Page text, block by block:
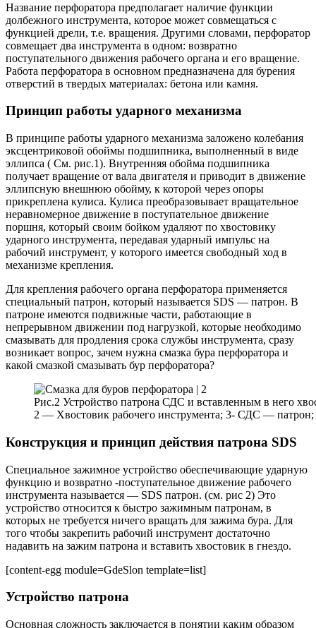
Название перфоратора предполагает наличие функции
долбежного инструмента, которое может совмещаться с
функцией дрели, т.е. вращения. Другими словами, перфоратор
совмещает два инструмента в одном: возвратно
поступательного движения рабочего органа и его вращение.
Работа перфоратора в основном предназначена для бурения
отверстий в твердых материалах: бетона или камня.
Принцип работы ударного механизма
В принципе работы ударного механизма заложено колебания
эксцентриковой обоймы подшипника, выполненный в виде
эллипса ( См. рис.1). Внутренняя обойма подшипника
получает вращение от вала двигателя и приводит в движение
эллипсную внешнюю обойму, к которой через опоры
прикреплена кулиса. Кулиса преобразовывает вращательное
неравномерное движение в поступательное движение
поршня, который своим бойком удаляют по хвостовику
ударного инструмента, передавая ударный импульс на
рабочий инструмент, у которого имеется свободный ход в
механизме крепления.
Для крепления рабочего органа перфоратора применяется
специальный патрон, который называется SDS — патрон. В
патроне имеются подвижные части, работающие в
непрерывном движении под нагрузкой, которые необходимо
смазывать для продления срока службы инструмента, сразу
возникает вопрос, зачем нужна смазка бура перфоратора и
какой смазкой смазывать бур перфоратора?
Рис.2 Устройство патрона СДС и вставленным в него
2 — Хвостовик рабочего инструмента; 3- СДС —
Конструкция и принцип действия патрона SDS
Специальное зажимное устройство обеспечивающие ударную
функцию и возвратно -поступательное движение рабочего
инструмента называется — SDS патрон. (см. рис 2) Это
устройство относится к быстро зажимным патронам, в
которых не требуется ничего вращать для зажима бура. Для
того чтобы закрепить рабочий инструмент достаточно
надавить на зажим патрона и вставить хвостовик в гнездо.
[content-egg module=GdeSlon template=list]
Устройство патрона
Основная сложность заключается в понятии каким образом